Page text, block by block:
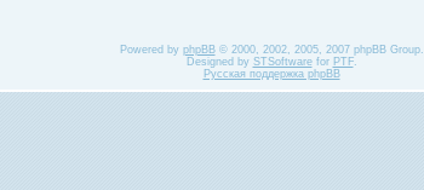
Powered by phpBB© 2000, 2002, 2005, 2007 phpBB Group.
Designed by STSoftwarefor PTF.
Русская поддержка phpBB